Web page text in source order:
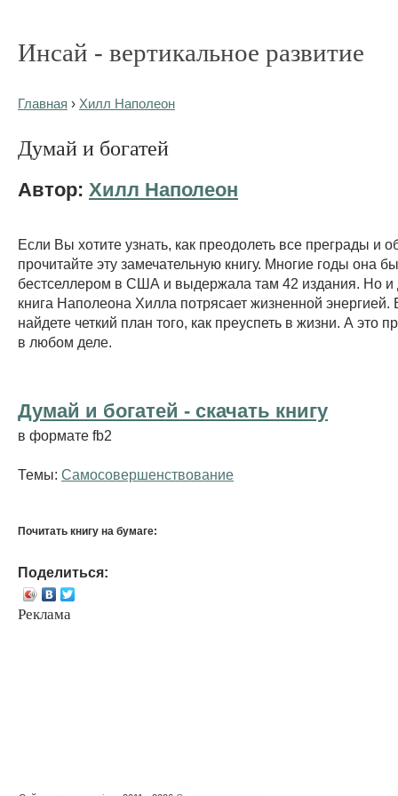
Инсай - вертикальное развитие
Главная › Хилл Наполеон
Думай и богатей
Автор: Хилл Наполеон
Если Вы хотите узнать, как преодолеть все преграды и
прочитайте эту замечательную книгу. Многие годы она
бестселлером в США и выдержала там 42 издания. Но и
книга Наполеона Хилла потрясает жизненной
найдете четкий план того, как преуспеть в жизни. А это
в любом деле.
Думай и богатей - cкачать книгу
в формате fb2
Темы: Самосовершенствование
Почитать книгу на бумаге:
Поделиться:
Реклама